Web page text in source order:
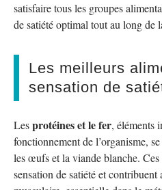
satisfaire tous les groupes
de satiété optimal tout au long de
Les meilleurs
sensation de
Lesprotéines et le fer, éléments
fonctionnement de l’organisme,
les œufs et la viande blanche.
sensation de satiété et contribuent